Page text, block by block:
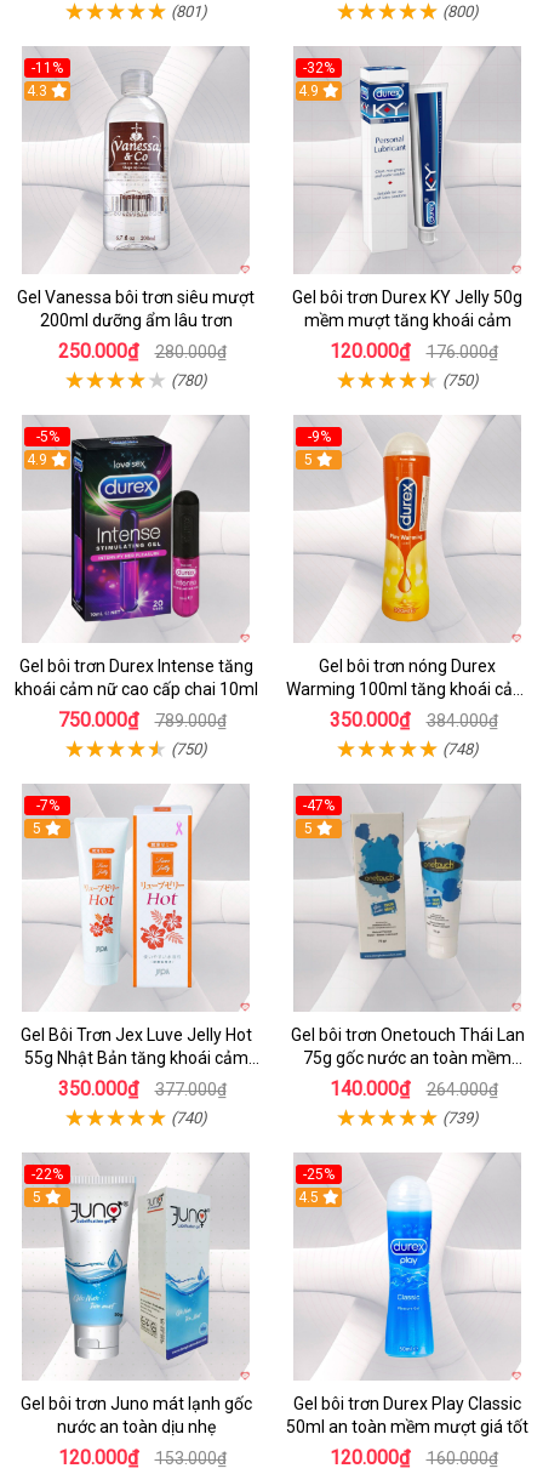
(801) (800)
-11%
Hot
4.3
Gel Vanessa bôi trơn siêu mượt
200ml dưỡng ẩm lâu trơn
250.000₫ 280.000₫
(780)
-32%
Hot
4.9
Gel bôi trơn Durex KY Jelly 50g
mềm mượt tăng khoái cảm
120.000₫ 176.000₫
(750)
-5%
4.9
Gel bôi trơn Durex Intense tăng
khoái cảm nữ cao cấp chai 10ml
750.000₫ 789.000₫
(750)
-9%
Hot
5
Gel bôi trơn nóng Durex
Warming 100ml tăng khoái cảm
kích thích
350.000₫ 384.000₫
(748)
-7%
5
Gel Bôi Trơn Jex Luve Jelly Hot
55g Nhật Bản tăng khoái cảm
nữ
350.000₫ 377.000₫
(740)
-47%
5
Gel bôi trơn Onetouch Thái Lan
75g gốc nước an toàn mềm
mượt kích thích
140.000₫ 264.000₫
(739)
-22%
5
Gel bôi trơn Juno mát lạnh gốc
nước an toàn dịu nhẹ
120.000₫ 153.000₫
-25%
4.5
Gel bôi trơn Durex Play Classic
50ml an toàn mềm mượt giá tốt
120.000₫ 160.000₫